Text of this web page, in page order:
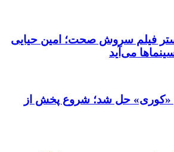
فیلم سروش صحت؛ امین حیایی
می‌آید
حل شد؛ شروع پخش از